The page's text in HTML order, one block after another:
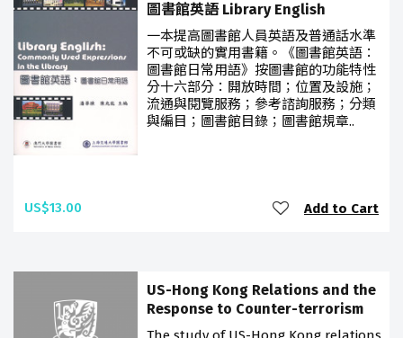
圖書館英語 Library English
一本提高圖書館人員英語及普通話水準
不可或缺的實用書籍。《圖書館英語：
圖書館日常用語》按圖書館的功能特性
分十六部分：開放時間；位置及設施；
流通與閱覽服務；參考諮詢服務；分類
與編目；圖書館目錄；圖書館規章..
US$13.00 Add to Cart
US-Hong Kong Relations and the
Response to Counter-terrorism